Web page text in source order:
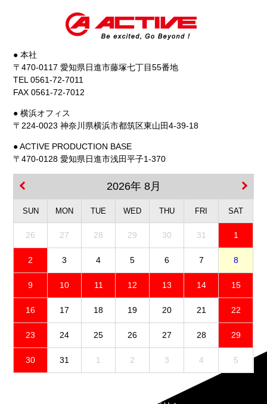
● 本社
〒470-0117 愛知県日進市藤塚七丁目55番地
TEL 0561-72-7011
FAX 0561-72-7012
● 横浜オフィス
〒224-0023 神奈川県横浜市都筑区東山田4-39-18
● ACTIVE PRODUCTION BASE
〒470-0128 愛知県日進市浅田平子1-370
2026年 8月
SUN MON TUE WED THU FRI SAT
26 27 28 29 30 31 1
2 3 4 5 6 7 8
9 10 11 12 13 14 15
16 17 18 19 20 21 22
23 24 25 26 27 28 29
30 31 1 2 3 4 5